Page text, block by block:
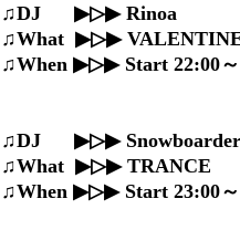
♫DJ ▶▷▶ Rinoa
♫What ▶▷▶
♫When ▶▷▶ Start 22:00～
♫DJ ▶▷▶
♫What ▶▷▶ TRANCE
♫When ▶▷▶ Start 23:00～